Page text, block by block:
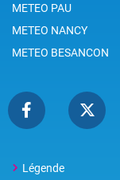
METEO PAU
METEO NANCY
METEO BESANCON
Légende